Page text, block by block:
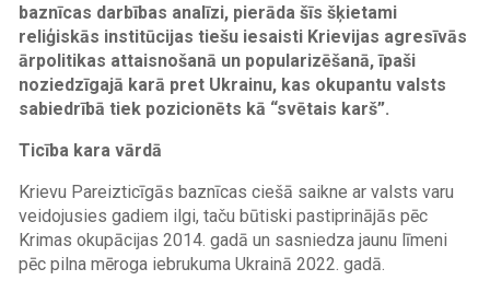
baznīcas darbības analīzi, pierāda šīs šķietami
reliģiskās institūcijas tiešu iesaisti Krievijas agresīvās
ārpolitikas attaisnošanā un popularizēšanā, īpaši
noziedzīgajā karā pret Ukrainu, kas okupantu valsts
sabiedrībā tiek pozicionēts kā “svētais karš”.
Ticība kara vārdā
Krievu Pareizticīgās baznīcas ciešā saikne ar valsts varu
veidojusies gadiem ilgi, taču būtiski pastiprinājās pēc
Krimas okupācijas 2014. gadā un sasniedza jaunu līmeni
pēc pilna mēroga iebrukuma Ukrainā 2022. gadā.